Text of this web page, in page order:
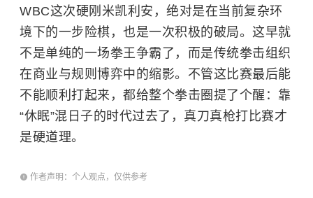
WBC这次硬刚米凯利安，绝对是在当前复杂环
境下的一步险棋，也是一次积极的破局。这早就
不是单纯的一场拳王争霸了，而是传统拳击组织
在商业与规则博弈中的缩影。不管这比赛最后能
不能顺利打起来，都给整个拳击圈提了个醒：靠
“休眠”混日子的时代过去了，真刀真枪打比赛才
是硬道理。
作者声明：个人观点，仅供参考